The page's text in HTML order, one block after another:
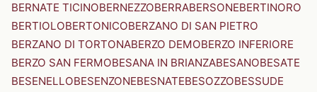
BERNATE TICINOBERNEZZOBERRABERSONEBERTINORO
BERTIOLOBERTONICOBERZANO DI SAN PIETRO
BERZANO DI TORTONABERZO DEMOBERZO INFERIORE
BERZO SAN FERMOBESANA IN BRIANZABESANOBESATE
BESENELLOBESENZONEBESNATEBESOZZOBESSUDE